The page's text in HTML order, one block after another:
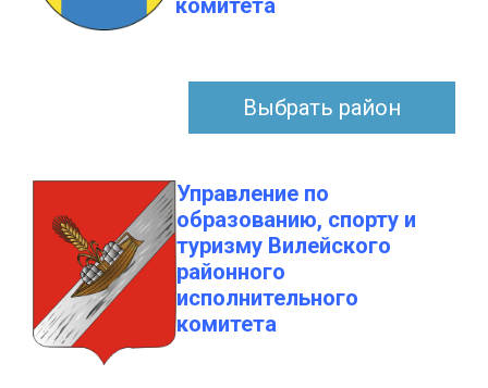
комитета
Выбрать район
Управление по
образованию, спорту и
туризму Вилейского
районного
исполнительного
комитета